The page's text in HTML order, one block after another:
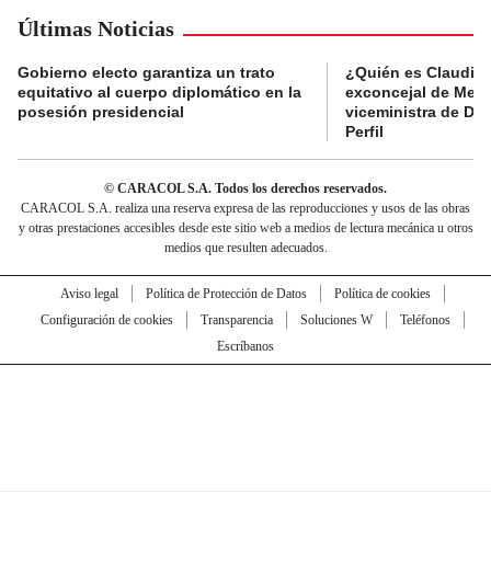
Últimas Noticias
Gobierno electo garantiza un trato
equitativo al cuerpo diplomático en la
posesión presidencial
¿Quién es Claudia
exconcejal de
viceministra de
Perfil
© CARACOL S.A. Todos los derechos reservados.
CARACOL S.A. realiza una reserva expresa de las reproducciones y usos de las obras
y otras prestaciones accesibles desde este sitio web a medios de lectura mecánica u otros
medios que resulten adecuados.
Aviso legal Política de Protección de Datos
Política de cookies
Configuración de cookies
Transparencia Soluciones W
Teléfonos
Escríbanos